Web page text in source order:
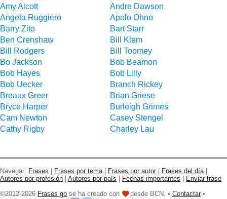
Amy Alcott
Andre Dawson
Angela Ruggiero
Apolo Ohno
Barry Zito
Bart Starr
Ben Crenshaw
Bill Klem
Bill Rodgers
Bill Toomey
Bo Jackson
Bob Beamon
Bob Hayes
Bob Lilly
Bob Uecker
Branch Rickey
Breaux Greer
Brian Griese
Bryce Harper
Burleigh Grimes
Cam Newton
Casey Stengel
Cathy Rigby
Charley Lau
Navegar: Frases | Frases por tema | Frases por autor | Frases del día |
Autores por profesión | Autores por país | Fechas importantes | Enviar frase
©2012-2026 Frases go se ha creado con desde BCN. • Contactar •